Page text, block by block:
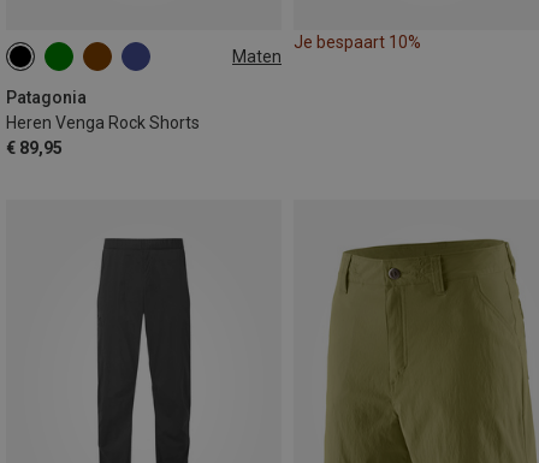
Maten
Patagonia
Heren Venga Rock Shorts
€ 89,95
S L L
Je bespaart 10%